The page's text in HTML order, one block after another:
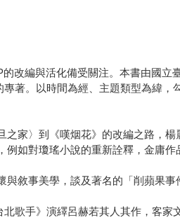
改編與活化備受關注。本書由國
著。以時間為經、主題類型為緯
家〉到《嘆烟花》的改編之路，
例如對瓊瑤小說的重新詮釋，金庸
與敘事美學，談及著名的「削蘋果
歌手》演繹呂赫若其人其作，客